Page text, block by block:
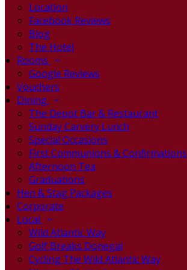
Location
Facebook Reviews
Blog
The Hotel
Rooms
Google Reviews
Vouchers
Dining
The Depot Bar & Restaurant
Sunday Carvery Lunch
Special Occasions
First Communions & Confirmations
Afternoon Tea
Graduations
Hen & Stag Packages
Corporate
Local
Wild Atlantic Way
Golf Breaks Donegal
Cycling The Wild Atlantic Way